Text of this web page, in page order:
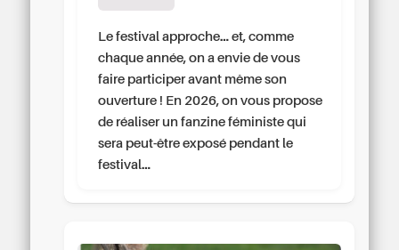
Le festival approche… et, comme
chaque année, on a envie de vous
faire participer avant même son
ouverture ! En 2026, on vous propose
de réaliser un fanzine féministe qui
sera peut-être exposé pendant le
festival…